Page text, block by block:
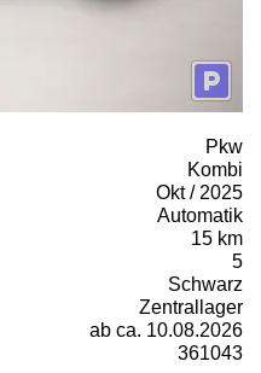
Pkw
Kombi
Okt / 2025
Automatik
15 km
5
Schwarz
Zentrallager
ab ca. 10.08.2026
361043